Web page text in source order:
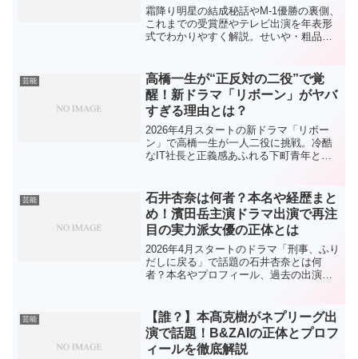
霜降り明星の結成秘話やM-1優勝の裏側、
これまでの受賞歴やテレビ出演を年表形
式でわかりやすく解説。せいや・粗品の
芸能
高橋一生が“正反対の二役”で覚
醒！新ドラマ「リボーン」がヤバ
すぎる理由とは？
2026年4月スタートの新ドラマ「リボー
ン」で高橋一生が一人二役に挑戦。冷酷
なIT社長と正義感あふれる下町青年とい
芸能
石井杏奈は何者？本名や経歴まと
め！濱田岳主演ドラマ出演で再注
目の実力派女優の正体とは
2026年4月スタートのドラマ「刑事、ふり
だしに戻る」で話題の石井杏奈とは何
者？本名やプロフィール、過去の出演ド
とめ記事。
芸能
【誰？】本髙克樹がネプリーグ出
演で話題！B&ZAIの正体とプロフ
ィールを徹底解説